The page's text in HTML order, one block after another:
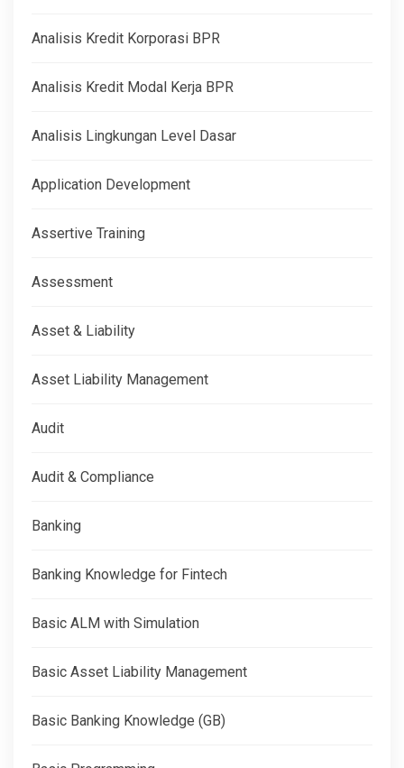
Analisis Kredit Korporasi BPR
Analisis Kredit Modal Kerja BPR
Analisis Lingkungan Level Dasar
Application Development
Assertive Training
Assessment
Asset & Liability
Asset Liability Management
Audit
Audit & Compliance
Banking
Banking Knowledge for Fintech
Basic ALM with Simulation
Basic Asset Liability Management
Basic Banking Knowledge (GB)